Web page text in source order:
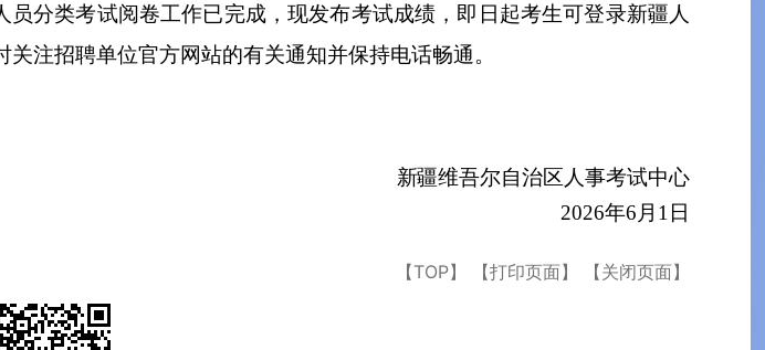
员分类考试阅卷工作已完成，现发布考试成绩，即日起考生可登录新疆人
关注招聘单位官方网站的有关通知并保持电话畅通。
新疆维吾尔自治区人事考试中心
2026年6 月 1 日
【TOP】 【打印页面】 【关闭页面】